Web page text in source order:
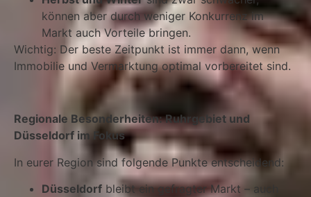
können aber durch weniger Konkurrenz im
Markt auch Vorteile bringen.
Wichtig: Der beste Zeitpunkt ist immer dann, wenn
Immobilie und Vermarktung optimal vorbereitet sind.
Regionale Besonderheiten: Ruhrgebiet und
Düsseldorf im Fokus
In eurer Region sind folgende Punkte entscheidend:
Düsseldorf bleibt ein gefragter Markt – auch